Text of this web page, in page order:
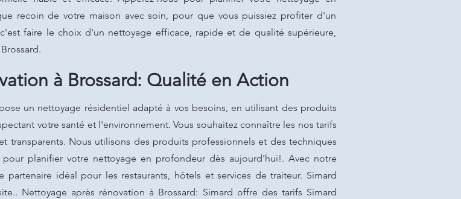
recoin de votre maison avec soin, pour que vous puissiez profiter d'un
faire le choix d'un nettoyage efficace, rapide et de qualité supérieure,
à Brossard: Qualité en Action
un nettoyage résidentiel adapté à vos besoins, en utilisant des produits
votre santé et l'environnement. Vous souhaitez connaître les nos tarifs
transparents. Nous utilisons des produits professionnels et des techniques
planifier votre nettoyage en profondeur dès aujourd'hui!. Avec notre
idéal pour les restaurants, hôtels et services de traiteur. Simard
Nettoyage après rénovation à Brossard: Simard offre des tarifs Simard